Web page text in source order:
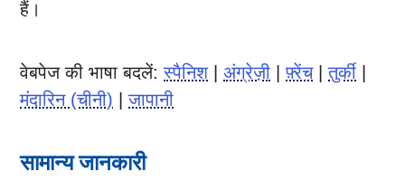
हैं।
वेबपेज की भाषा बदलें:स्पैनिश|अंग्रेज़ी |फ़्रेंच|तुर्की
मंदारिन (चीनी) |जापानी
सामान्य जानकारी